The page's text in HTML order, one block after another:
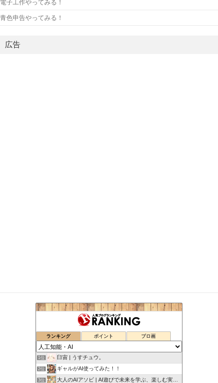
電子工作やってみる！
青色申告やってみる！
広告
ランキング ポイント ブロ画
1位 臼宙 | うすチュウ。
2位 ギャルがAI使ってみた！！
3位 大人のAIアソビ | AI遊びで未来を学ぶ、楽しむ実験室